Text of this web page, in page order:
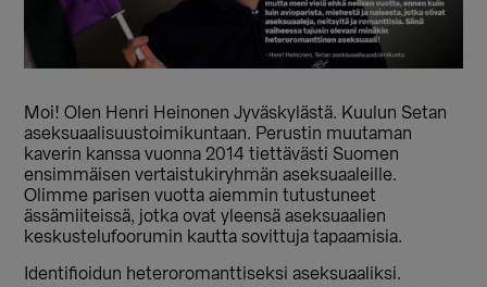
Moi! Olen Henri Heinonen Jyväskylästä. Kuulun Setan
aseksuaalisuustoimikuntaan. Perustin muutaman
kaverin kanssa vuonna 2014 tiettävästi Suomen
ensimmäisen vertaistukiryhmän aseksuaaleille.
Olimme parisen vuotta aiemmin tutustuneet
ässämiiteissä, jotka ovat yleensä aseksuaalien
keskustelufoorumin kautta sovittuja tapaamisia.
Identifioidun heteroromanttiseksi aseksuaaliksi.